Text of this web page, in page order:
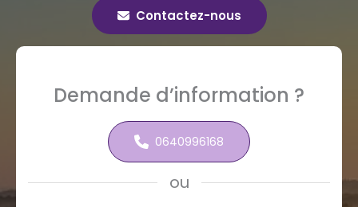
Contactez-nous
Demande d’information ?
0640996168
ou